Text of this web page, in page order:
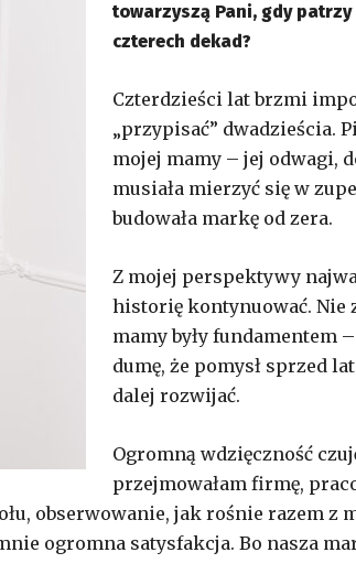
towarzyszą Pani, gdy
czterech dekad?
Czterdzieści lat brzmi
„przypisać” dwadzieścia.
mojej mamy – jej odwagi,
musiała mierzyć się w
budowała markę od zera.
Z mojej perspektywy
historię kontynuować. Nie
mamy były fundamentem
dumę, że pomysł sprzed
dalej rozwijać.
Ogromną wdzięczność
przejmowałam firmę,
obserwowanie, jak rośnie razem z
ogromna satysfakcja. Bo nasza